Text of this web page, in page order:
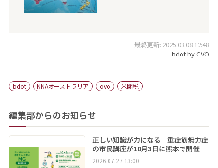
最終更新: 2025.08.08 12:48
bdot by OVO
bdot NNAオーストラリア ovo 米関税
編集部からのお知らせ
正しい知識が力になる 重症筋無力症
の市民講座が10月3日に熊本で開催
2026.07.27 13:00